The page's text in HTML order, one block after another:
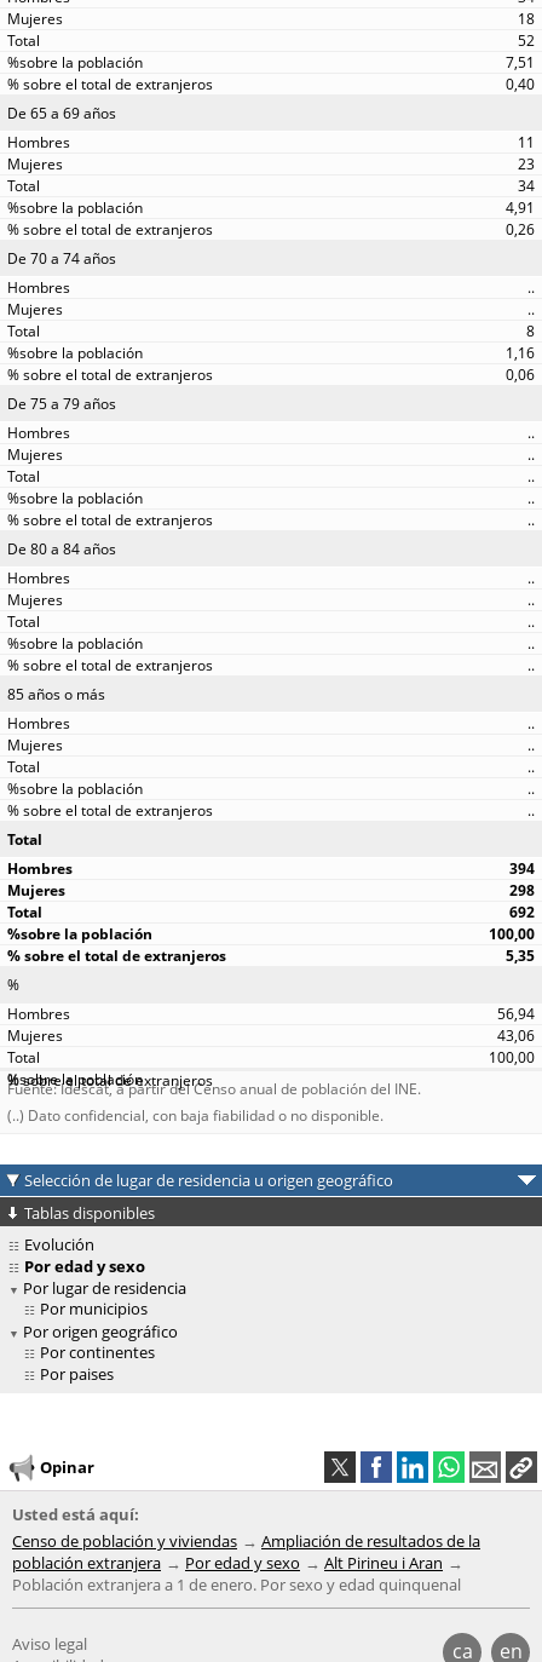
18
52
7,51
0,40
De 65 a 69 años
11
23
34
4,91
0,26
De 70 a 74 años
..
..
8
1,16
0,06
De 75 a 79 años
..
..
..
..
..
De 80 a 84 años
..
..
..
..
..
85 años o más
..
..
..
..
..
Total
394
298
692
100,00
5,35
%
56,94
43,06
100,00
Fuente: Idescat, a partir del Censo anual de población del INE.
(..) Dato confidencial, con baja fiabilidad o no disponible.
Selección de lugar de residencia u origen geográfico
Tablas disponibles
Evolución
Por edad y sexo
Por lugar de residencia
Por municipios
Por origen geográfico
Por continentes
Por paises
Opinar
Usted está aquí:
Censo de población y viviendas
Ampliación de resultados de la
población extranjera
Por edad y sexo
Alt Pirineu i Aran
Población extranjera a 1 de enero. Por sexo y edad quinquenal
ca en
Aviso legal